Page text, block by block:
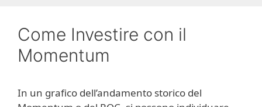
Come Investire con il
Momentum
In un grafico dell’andamento storico del